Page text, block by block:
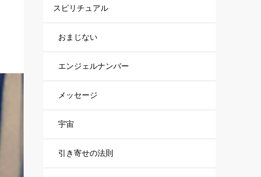
スピリチュアル
おまじない
エンジェルナンバー
メッセージ
宇宙
引き寄せの法則